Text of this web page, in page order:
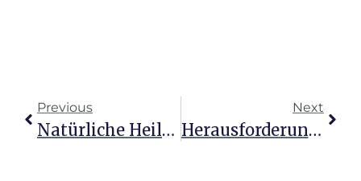
Previous
Natürliche Heilmittel Bei Blasenentzündung Laut Heilpraktikern
Next
Herausforderungen Und Chancen Der Heilpraktikerprüfung